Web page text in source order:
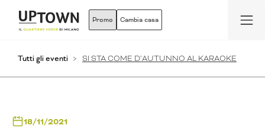
Promo Cambia casa
Tutti gli eventi SI STA COME D’AUTUNNO AL KARAOKE
18/11/2021